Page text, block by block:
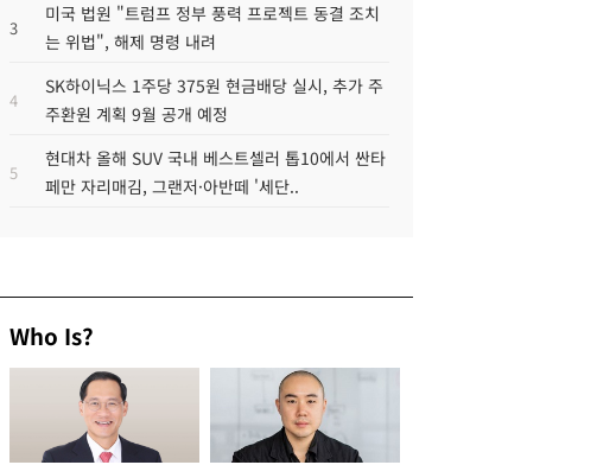
3
미국 법원 "트럼프 정부 풍력 프로젝트 동결 조치
는 위법", 해제 명령 내려
4
SK하이닉스 1주당 375원 현금배당 실시, 추가 주
주환원 계획 9월 공개 예정
5
현대차 올해 SUV 국내 베스트셀러 톱10에서 싼타
페만 자리매김, 그랜저·아반떼 '세단..
Who Is?